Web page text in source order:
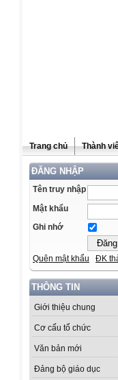
Trang chủ Thành
ĐĂNG NHẬP
Tên truy nhập
Mật khẩu
Ghi nhớ
Quên mật khẩu ĐK
THÔNG TIN
Giới thiệu chung
Cơ cấu tổ chức
Văn bản mới
Đảng bộ giáo dục